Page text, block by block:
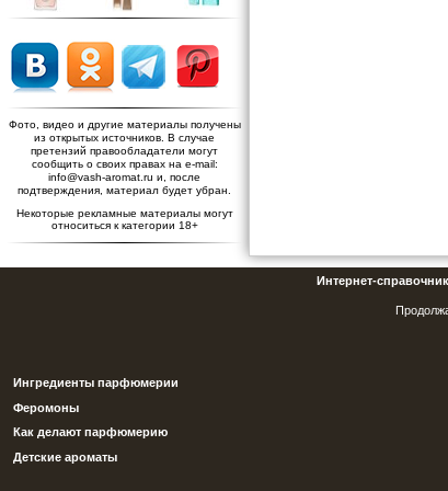
Фото, видео и другие материалы получены
из открытых источников. В случае
претензий правообладатели могут
сообщить о своих правах на e-mail:
info@vash-aromat.ru и, после
подтверждения, материал будет убран.
Некоторые рекламные материалы могут
относиться к категории 18+
Интернет-
Ингредиенты парфюмерии
Феромоны
Как делают парфюмерию
Детские ароматы